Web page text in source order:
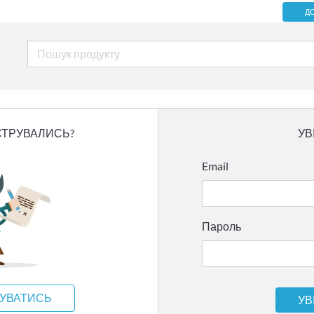
Email
Пароль